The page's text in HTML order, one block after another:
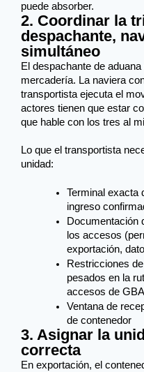
puede absorber.
2. Coordinar la
despachante,
simultáneo
El despachante de
mercadería. La naviera
transportista ejecuta el
actores tienen que estar
que hable con los tres al
Lo que el transportista
unidad:
Terminal exacta
ingreso
Documentación
los accesos
exportación,
Restricciones
pesados en la
accesos de GBA
Ventana de
de contenedor
3. Asignar la
correcta
En exportación, el